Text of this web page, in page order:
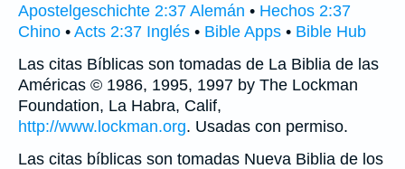
Apostelgeschichte 2:37 Alemán • Hechos 2:37
Chino • Acts 2:37 Inglés • Bible Apps • Bible Hub
Las citas Bíblicas son tomadas de La Biblia de las
Américas © 1986, 1995, 1997 by The Lockman
Foundation, La Habra, Calif,
http://www.lockman.org. Usadas con permiso.
Las citas bíblicas son tomadas Nueva Biblia de los